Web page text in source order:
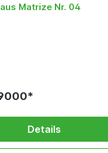
Matrize Nr. 04
Details